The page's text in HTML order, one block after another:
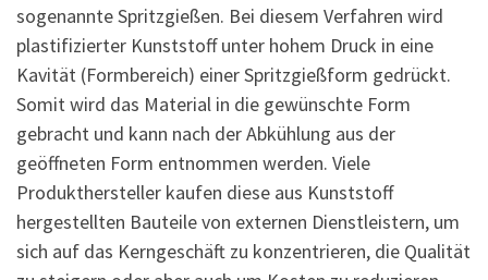
sogenannte Spritzgießen. Bei diesem Verfahren wird
plastifizierter Kunststoff unter hohem Druck in eine
Kavität (Formbereich) einer Spritzgießform gedrückt.
Somit wird das Material in die gewünschte Form
gebracht und kann nach der Abkühlung aus der
geöffneten Form entnommen werden. Viele
Produkthersteller kaufen diese aus Kunststoff
hergestellten Bauteile von externen Dienstleistern, um
sich auf das Kerngeschäft zu konzentrieren, die Qualität